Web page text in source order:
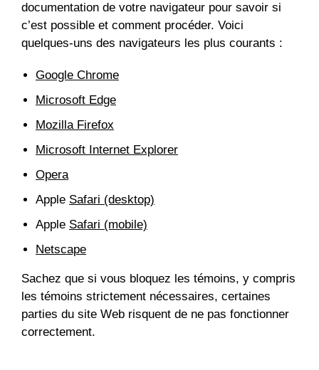
documentation de votre navigateur pour savoir si
c’est possible et comment procéder. Voici
quelques-uns des navigateurs les plus courants :
Google Chrome
Microsoft Edge
Mozilla Firefox
Microsoft Internet Explorer
Opera
Apple Safari (desktop)
Apple Safari (mobile)
Netscape
Sachez que si vous bloquez les témoins, y compris
les témoins strictement nécessaires, certaines
parties du site Web risquent de ne pas fonctionner
correctement.